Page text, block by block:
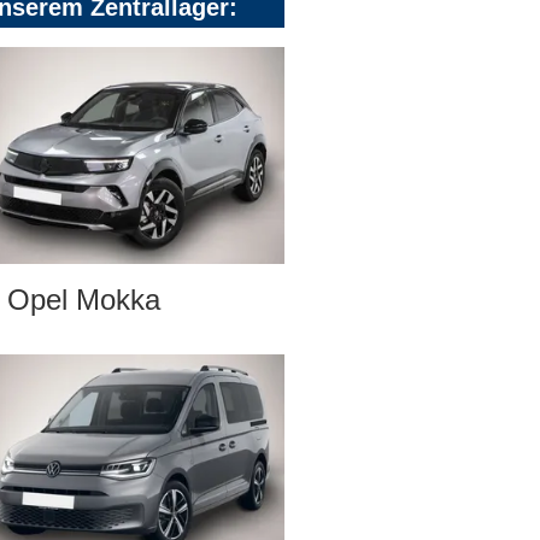
Zentrallager:
Opel Mokka